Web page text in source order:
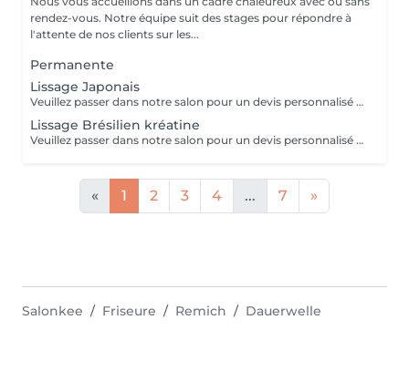
rendez-vous. Notre équipe suit des stages pour répondre à
l'attente de nos clients sur les...
Permanente
Lissage Japonais
Veuillez passer dans notre salon pour un devis personnalisé gratuit
Lissage Brésilien kréatine
Veuillez passer dans notre salon pour un devis personnalisé gratuit
« 1 2 3 4 ... 7 »
Salonkee Friseure Remich Dauerwelle